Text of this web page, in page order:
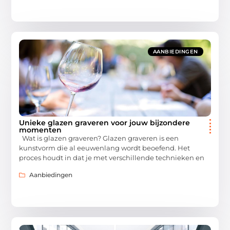
AANBIEDINGEN
Unieke glazen graveren voor jouw bijzondere
momenten
Wat is glazen graveren? Glazen graveren is een
kunstvorm die al eeuwenlang wordt beoefend. Het
proces houdt in dat je met verschillende technieken en
Aanbiedingen